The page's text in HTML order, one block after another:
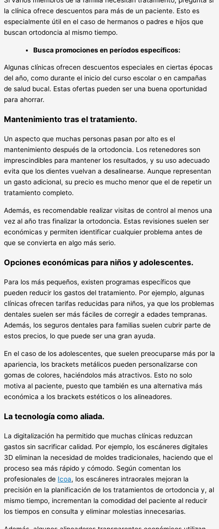
la clínica ofrece descuentos para más de un paciente. Esto es
especialmente útil en el caso de hermanos o padres e hijos que
buscan ortodoncia al mismo tiempo.
Busca promociones en períodos específicos:
Algunas clínicas ofrecen descuentos especiales en ciertas épocas
del año, como durante el inicio del curso escolar o en campañas
de salud bucal. Estas ofertas pueden ser una buena oportunidad
para ahorrar.
Mantenimiento tras el tratamiento.
Un aspecto que muchas personas pasan por alto es el
mantenimiento después de la ortodoncia. Los retenedores son
imprescindibles para mantener los resultados, y su uso adecuado
evita que los dientes vuelvan a desalinearse. Aunque representan
un gasto adicional, su precio es mucho menor que el de repetir un
tratamiento completo.
Además, es recomendable realizar visitas de control al menos una
vez al año tras finalizar la ortodoncia. Estas revisiones suelen ser
económicas y permiten identificar cualquier problema antes de
que se convierta en algo más serio.
Opciones económicas para niños y adolescentes.
Para los más pequeños, existen programas específicos que
pueden reducir los gastos del tratamiento. Por ejemplo, algunas
clínicas ofrecen tarifas reducidas para niños, ya que los problemas
dentales suelen ser más fáciles de corregir a edades tempranas.
Además, los seguros dentales para familias suelen cubrir parte de
estos precios, lo que puede ser una gran ayuda.
En el caso de los adolescentes, que suelen preocuparse más por la
apariencia, los brackets metálicos pueden personalizarse con
gomas de colores, haciéndolos más atractivos. Esto no solo
motiva al paciente, puesto que también es una alternativa más
económica a los brackets estéticos o los alineadores.
La tecnología como aliada.
La digitalización ha permitido que muchas clínicas reduzcan
gastos sin sacrificar calidad. Por ejemplo, los escáneres digitales
3D eliminan la necesidad de moldes tradicionales, haciendo que el
proceso sea más rápido y cómodo. Según comentan los
profesionales de Icoa, los escáneres intraorales mejoran la
precisión en la planificación de los tratamientos de ortodoncia y, al
mismo tiempo, incrementan la comodidad del paciente al reducir
los tiempos en consulta y eliminar molestias innecesarias.